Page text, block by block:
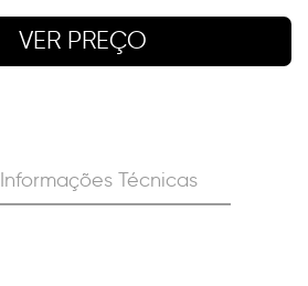
VER PREÇO
Informações Técnicas